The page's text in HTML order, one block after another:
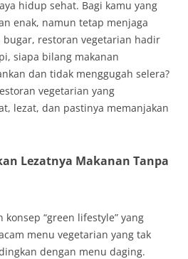
hidup sehat. Bagi kamu yang
enak, namun tetap menjaga
restoran vegetarian hadir
siapa bilang makanan
dan tidak menggugah selera?
vegetarian yang
lezat, dan pastinya memanjakan
Lezatnya Makanan Tanpa
“green lifestyle” yang
menu vegetarian yang tak
dengan menu daging.